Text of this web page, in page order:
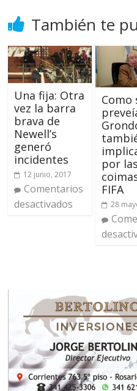
También te
Una fija: Otra
vez la barra
brava de
Newell’s
generó
incidentes
12 junio, 2017
Comentarios
desactivados
Como
por las
FIFA
28